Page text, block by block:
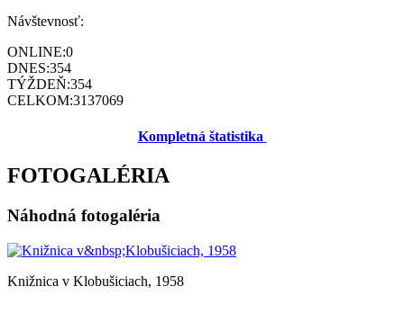
Návštevnosť:
ONLINE:0
DNES:354
TÝŽDEŇ:354
CELKOM:3137069
Kompletná štatistika
FOTOGALÉRIA
Náhodná fotogaléria
Knižnica v Klobušiciach, 1958